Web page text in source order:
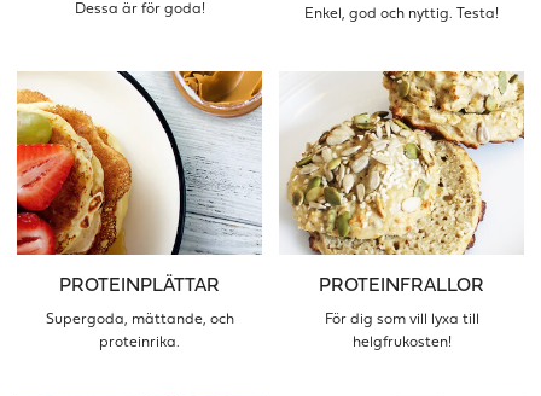
Dessa är för goda!
Enkel, god och nyttig. Testa!
PROTEINPLÄTTAR
Supergoda, mättande, och
proteinrika.
PROTEINFRALLOR
För dig som vill lyxa till
helgfrukosten!